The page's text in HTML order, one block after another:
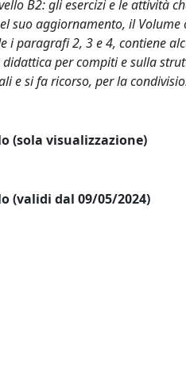
B2: gli esercizi e le attività
suo aggiornamento, il
i paragrafi 2, 3 e 4, contiene
per compiti e sulla
e si fa ricorso, per la
(sola visualizzazione)
(validi dal 09/05/2024)